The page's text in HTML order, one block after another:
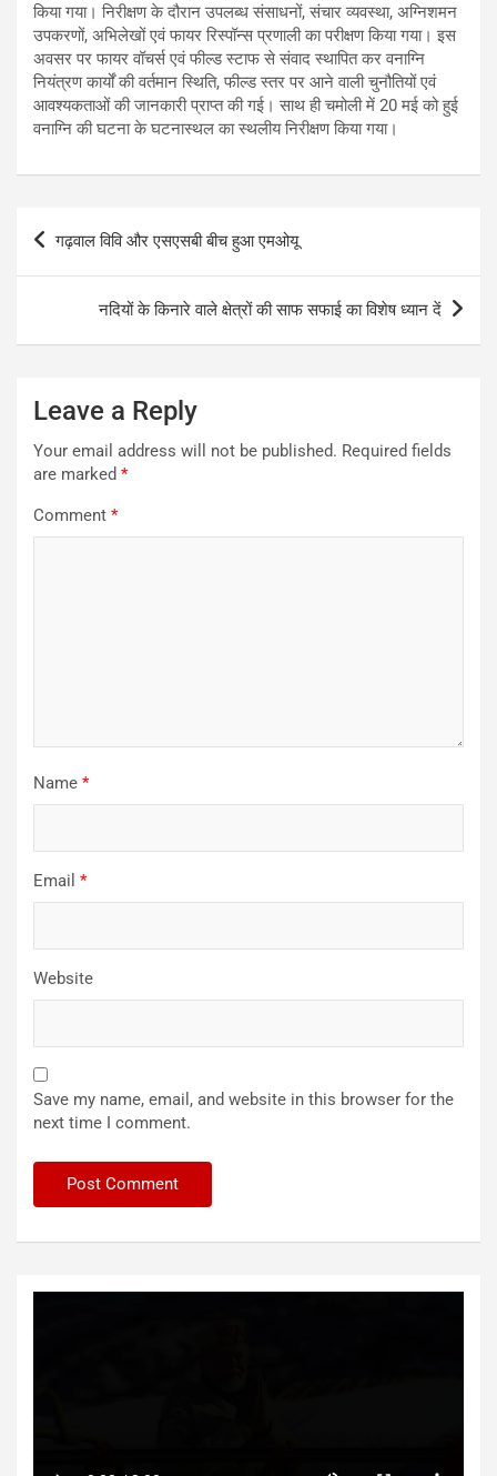
किया गया। निरीक्षण के दौरान उपलब्ध संसाधनों, संचार व्यवस्था, अग्निशमन
उपकरणों, अभिलेखों एवं फायर रिस्पॉन्स प्रणाली का परीक्षण किया गया। इस
अवसर पर फायर वॉचर्स एवं फील्ड स्टाफ से संवाद स्थापित कर वनाग्नि
नियंत्रण कार्यों की वर्तमान स्थिति, फील्ड स्तर पर आने वाली चुनौतियों एवं
आवश्यकताओं की जानकारी प्राप्त की गई। साथ ही चमोली में 20 मई को हुई
वनाग्नि की घटना के घटनास्थल का स्थलीय निरीक्षण किया गया।
Post
navigation
गढ़वाल विवि और एसएसबी बीच हुआ एमओयू
नदियों के किनारे वाले क्षेत्रों की साफ सफाई का विशेष ध्यान दें
Leave a Reply
Your email address will not be published. Required fields
are marked *
Comment *
Name *
Email *
Website
Save my name, email, and website in this browser for the
next time I comment.